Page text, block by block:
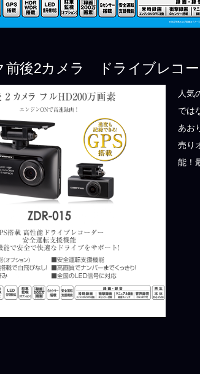
前後2カメラ ドライブレコー
人気
では
あお
売り
能！